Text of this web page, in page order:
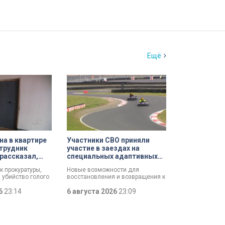
Ещё
в квартире
прокуратуры,
голого
его на
Два года
23:14
Участники СВО приняли
участие в заездах на
специальных адаптивных
Новые возможности для
восстановления и возвращения к
фонда «СВОй дом» в Петербурге
встретились с участниками
6 августа 2026 23:09